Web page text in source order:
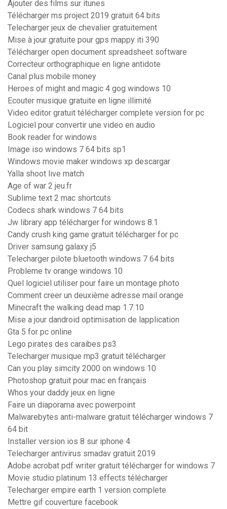
Ajouter des films sur itunes
Télécharger ms project 2019 gratuit 64 bits
Telecharger jeux de chevalier gratuitement
Mise à jour gratuite pour gps mappy iti 390
Télécharger open document spreadsheet software
Correcteur orthographique en ligne antidote
Canal plus mobile money
Heroes of might and magic 4 gog windows 10
Ecouter musique gratuite en ligne illimité
Video editor gratuit télécharger complete version for pc
Logiciel pour convertir une video en audio
Book reader for windows
Image iso windows 7 64 bits sp1
Windows movie maker windows xp descargar
Yalla shoot live match
Age of war 2 jeu.fr
Sublime text 2 mac shortcuts
Codecs shark windows 7 64 bits
Jw library app télécharger for windows 8.1
Candy crush king game gratuit télécharger for pc
Driver samsung galaxy j5
Telecharger pilote bluetooth windows 7 64 bits
Probleme tv orange windows 10
Quel logiciel utiliser pour faire un montage photo
Comment creer un deuxième adresse mail orange
Minecraft the walking dead map 1.7.10
Mise a jour dandroid optimisation de lapplication
Gta 5 for pc online
Lego pirates des caraibes ps3
Telecharger musique mp3 gratuit télécharger
Can you play simcity 2000 on windows 10
Photoshop gratuit pour mac en français
Whos your daddy jeux en ligne
Faire un diaporama avec powerpoint
Malwarebytes anti-malware gratuit télécharger windows 7
64 bit
Installer version ios 8 sur iphone 4
Telecharger antivirus smadav gratuit 2019
Adobe acrobat pdf writer gratuit télécharger for windows 7
Movie studio platinum 13 effects télécharger
Telecharger empire earth 1 version complete
Mettre gif couverture facebook